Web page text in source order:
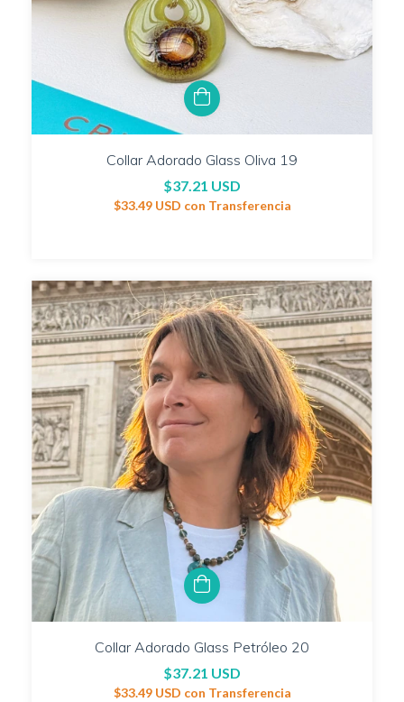
Collar Adorado Glass Oliva 19
$37.21 USD
$33.49 USD con Transferencia
Collar Adorado Glass Petróleo 20
$37.21 USD
$33.49 USD con Transferencia